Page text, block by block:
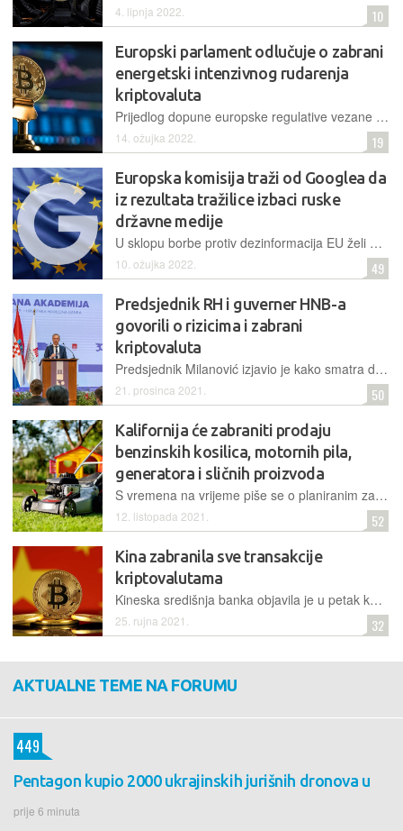
4. lipnja 2022. 10
Europski parlament odlučuje o zabrani
energetski intenzivnog rudarenja
kriptovaluta
Prijedlog dopune europske regulative vezane za kriptoimovinu mogao bi zabraniti trgovanje digitalnom imovinom koja ovisi o zahtjevnom procesu "proof of work" i samim time troši mnogo energije
14. ožujka 2022. 19
Europska komisija traži od Googlea da
iz rezultata tražilice izbaci ruske
državne medije
U sklopu borbe protiv dezinformacija EU želi onemogućiti ruske državne medije da se sa svojim objavama nađu među rezultatima pretraživanja weba na Googleu
10. ožujka 2022. 49
Predsjednik RH i guverner HNB-a
govorili o rizicima i zabrani
kriptovaluta
Predsjednik Milanović izjavio je kako smatra da je povlačenje novca u kriptovalute opasno i da bi ih on najradije zabranio. Guverner Vujčić kaže da Milanović nije Elon Musk da može manipulirati tim tržištem
21. prosinca 2021. 50
Kalifornija će zabraniti prodaju
benzinskih kosilica, motornih pila,
generatora i sličnih proizvoda
S vremena na vrijeme piše se o planiranim zabranama prodavanja vozila pokretanih fosilnim gorivima, no najava iz Kalifornije prilično je jedinstvena – zabranjuju se maleni motori s unutarnjim izgaranjem
12. listopada 2021. 52
Kina zabranila sve transakcije
kriptovalutama
Kineska središnja banka objavila je u petak kako se u toj zemlji sve transakcije kriptovalutama smatraju ilegalnim financijskim aktivnostima, što je snažno prodrmalo svjetsko tržište
25. rujna 2021. 32
AKTUALNE TEME NA FORUMU
Pentagon kupio 2000 ukrajinskih jurišnih dronova u
prije 6 minuta
449